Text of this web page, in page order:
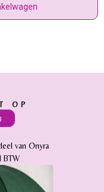
OP
van Onyra
BTW